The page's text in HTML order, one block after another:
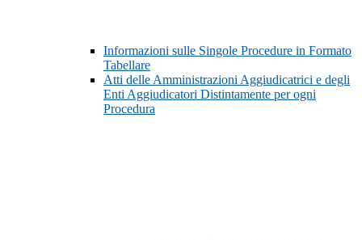
Informazioni sulle Singole Procedure in Formato
Tabellare
Atti delle Amministrazioni Aggiudicatrici e degli
Enti Aggiudicatori Distintamente per ogni
Procedura